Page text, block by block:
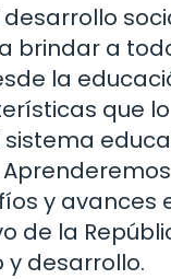
brindar a
la
que lo
y avances
de la
desarrollo.